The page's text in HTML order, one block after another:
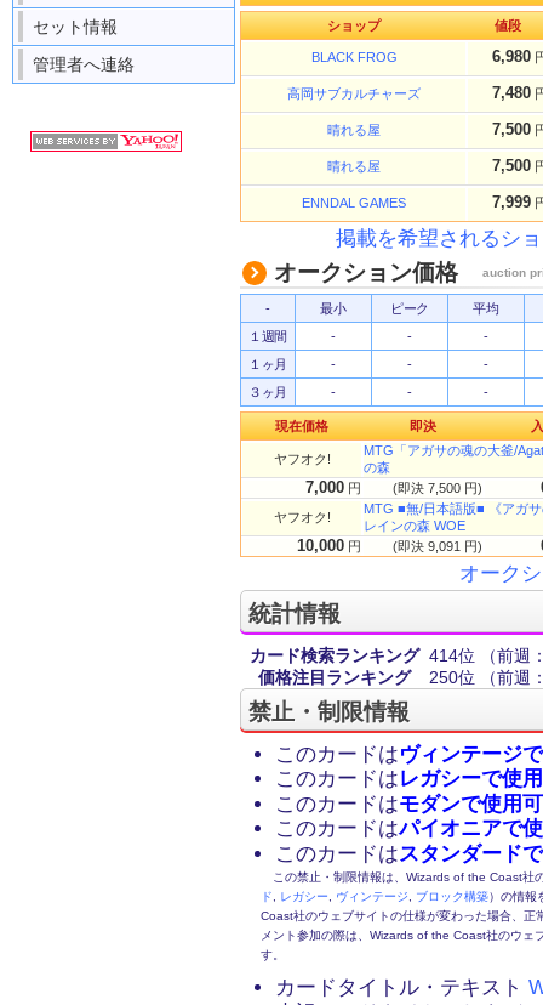
セット情報
管理者へ連絡
ショップ 値段
BLACK FROG 6,980
高岡サブカルチャーズ 7,480
晴れる屋 7,500
晴れる屋 7,500
ENNDAL GAMES 7,999
掲載を希望されるシ
オークション価格 auction
- 最小 ピーク
平均
１週間
- -
-
１ヶ月
- -
-
３ヶ月
- - -
現在価格 即決
ヤフオク!
MTG「アガサの魂の大釜/
の森
7,000 円 (即決 7,500 円)
ヤフオク!
MTG ■無/日本語版■ 《アガ
レインの森 WOE
10,000 円 (即決 9,091 円)
オーク
統計情報
カード検索ランキング 414位
（前週
価格注目ランキング
250位 （前週
禁止・制限情報
このカードはヴィンテージ
このカードはレガシーで使
このカードはモダンで使用
このカードはパイオニアで
このカードはスタンダード
この禁止・制限情報は、Wizards of the Coast社
ド
レガシー ヴィンテージ ブロック構築）の情報
Coast社のウェブサイトの仕様が変わった場合、
メント参加の際は、Wizards of the Coast社のウェ
す。
カードタイトル・テキスト